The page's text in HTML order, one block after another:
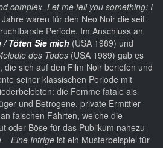
complex. Let me tell you something: I
waren für den Neo Noir die seit
Periode. Im Anschluss an
Töten Sie mich (USA 1989) und
des Todes (USA 1989) gab es
die sich auf den Film Noir beriefen und
seiner klassischen Periode mit
die Femme fatale als
und Betrogene, private Ermittler
falschen Fährten, welche die
oder Böse für das Publikum nahezu
– Eine Intrige ist ein Musterbeispiel für